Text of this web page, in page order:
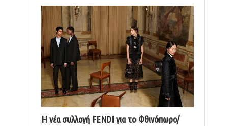
Η νέα συλλογή FENDI για το Φθινόπωρο/